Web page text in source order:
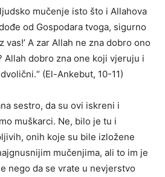
mučenje isto što i Allahova
od Gospodara tvoga, sigurno
vas!’ A zar Allah ne zna dobro ono
Allah dobro zna one koji vjeruju i
(El-Ankebut, 10-11)
sestro, da su ovi iskreni i
muškarci. Ne, bilo je tu i
onih koje su bile izložene
mučenjima, ali to im je
nego da se vrate u nevjerstvo